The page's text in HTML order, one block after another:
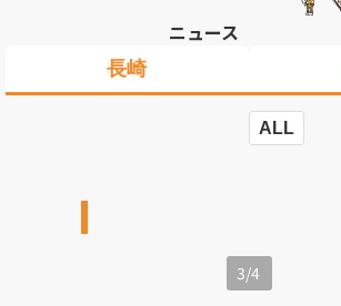
ニュース
長崎
ALL
3/4